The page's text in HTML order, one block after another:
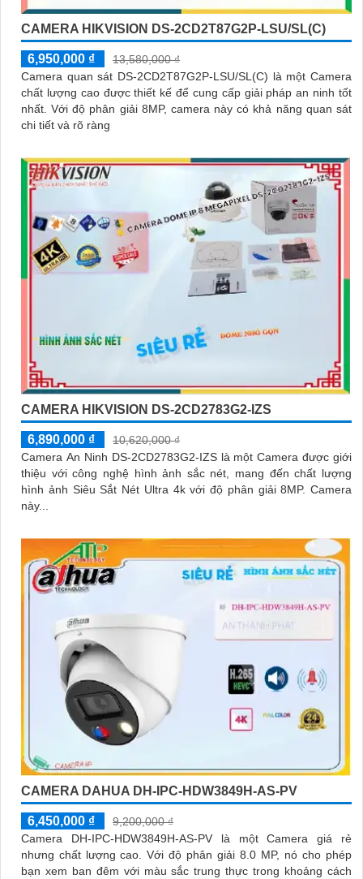
CAMERA HIKVISION DS-2CD2T87G2P-LSU/SL(C)
6,950,000 ₫
13,580,000 ₫
Camera quan sát DS-2CD2T87G2P-LSU/SL(C) là một Camera
chất lượng cao được thiết kế để cung cấp giải pháp an ninh tốt
nhất. Với độ phân giải 8MP, camera này có khả năng quan sát
chi tiết và rõ ràng
CAMERA HIKVISION DS-2CD2783G2-IZS
6,890,000 ₫
10,620,000 ₫
Camera An Ninh DS-2CD2783G2-IZS là một Camera được giới
thiệu với công nghệ hình ảnh sắc nét, mang đến chất lượng
hình ảnh Siêu Sắt Nét Ultra 4k với độ phân giải 8MP. Camera
này...
CAMERA DAHUA DH-IPC-HDW3849H-AS-PV
6,450,000 ₫
9,200,000 ₫
Camera DH-IPC-HDW3849H-AS-PV là một Camera giá rẻ
nhưng chất lượng cao. Với độ phân giải 8.0 MP, nó cho phép
bạn xem ban đêm với màu sắc trung thực trong khoảng cách